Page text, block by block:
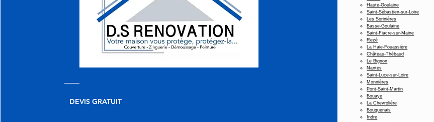
DEVIS GRATUIT
Haute-Goulaine
Saint-Sébastien-sur-Loire
Les Sorinières
Basse-Goulaine
Saint-Fiacre-sur-Maine
Rezé
La Haie-Fouassière
Château-Thébaud
Le Bignon
Nantes
Saint-Luce-sur-Loire
Monnières
Pont-Saint-Martin
Bouaye
La Chevrolière
Bouguenais
Indre